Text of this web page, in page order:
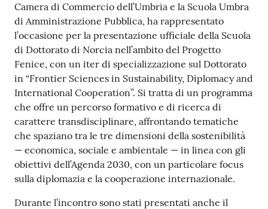
Camera di Commercio dell’Umbria e la Scuola Umbra
di Amministrazione Pubblica, ha rappresentato
l’occasione per la presentazione ufficiale della Scuola
di Dottorato di Norcia nell’ambito del Progetto
Fenice, con un iter di specializzazione sul Dottorato
in “Frontier Sciences in Sustainability, Diplomacy and
International Cooperation”. Si tratta di un programma
che offre un percorso formativo e di ricerca di
carattere transdisciplinare, affrontando tematiche
che spaziano tra le tre dimensioni della sostenibilità
— economica, sociale e ambientale — in linea con gli
obiettivi dell’Agenda 2030, con un particolare focus
sulla diplomazia e la cooperazione internazionale.
Durante l’incontro sono stati presentati anche il